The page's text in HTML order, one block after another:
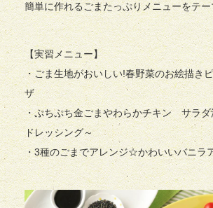
簡単に作れるごまたっぷりメニューをテ
【実習メニュー】
・ごま生地がおいしい!春野菜のお絵描きピ
ザ
・ぷちぷち金ごまやわらかチキン サラダ
ドレッシング～
・3種のごまでアレンジ☆かわいいバニラ